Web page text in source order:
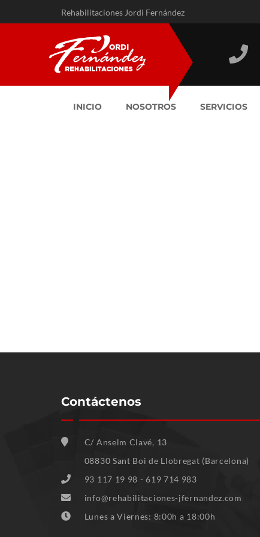
Rehabilitaciones Jordi Fernández
INICIO NOSOTROS SERVICIOS
Contáctenos
C/ Anselm Clavé, 13
08830 Sant Boi de Llobregat (Barcelona)
93 117 19 98 - 619 714 983
info@rehabilitaciones-jfernandez.com
Lunes a Viernes: 8:00h a 18:00h